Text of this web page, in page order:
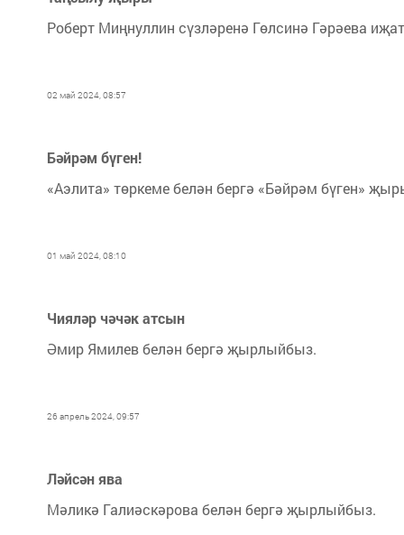
Роберт Миңнуллин сүзләренә Гөлсинә Гәрәева
02 май 2024, 08:57
Бәйрәм бүген!
«Аэлита» төркеме белән бергә «Бәйрәм бүген»
01 май 2024, 08:10
Чияләр чәчәк атсын
Әмир Ямилев белән бергә җырлыйбыз.
26 апрель 2024, 09:57
Ләйсән ява
Мәликә Галиәскәрова белән бергә җырлыйбыз.